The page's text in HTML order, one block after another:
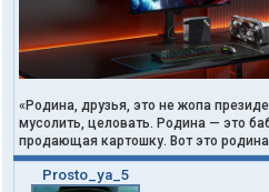
«Родина, друзья, это не жопа
мусолить, целовать. Родина — это
продающая картошку. Вот это
Prosto_ya_5